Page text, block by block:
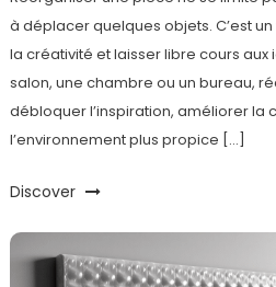
à déplacer quelques objets. C’est
la créativité et laisser libre cours aux
salon, une chambre ou un bureau,
débloquer l’inspiration, améliorer la
l’environnement plus propice […]
Discover